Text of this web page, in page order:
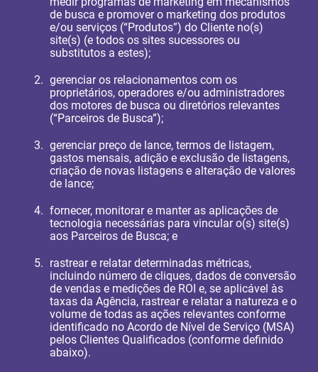
de busca e promover o marketing dos produtos
e/ou serviços (“Produtos”) do Cliente no(s)
site(s) (e todos os sites sucessores ou
substitutos a estes);
gerenciar os relacionamentos com os
proprietários, operadores e/ou administradores
dos motores de busca ou diretórios relevantes
(“Parceiros de Busca”);
gerenciar preço de lance, termos de listagem,
gastos mensais, adição e exclusão de listagens,
criação de novas listagens e alteração de valores
de lance;
fornecer, monitorar e manter as aplicações de
tecnologia necessárias para vincular o(s) site(s)
aos Parceiros de Busca; e
rastrear e relatar determinadas métricas,
incluindo número de cliques, dados de conversão
de vendas e medições de ROI e, se aplicável às
taxas da Agência, rastrear e relatar a natureza e o
volume de todas as ações relevantes conforme
identificado no Acordo de Nível de Serviço (MSA)
pelos Clientes Qualificados (conforme definido
abaixo).